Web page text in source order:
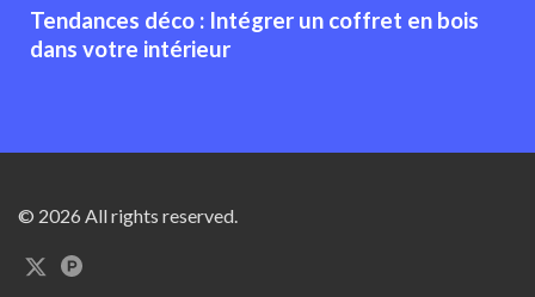
Tendances déco : Intégrer un coffret en bois
dans votre intérieur
© 2026 All rights reserved.